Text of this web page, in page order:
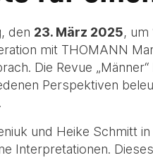
den 23. März 2025, um
mit THOMANN
Die Revue
Perspektiven
und Heike Schmitt
Interpretationen.